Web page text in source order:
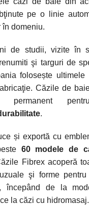
pe o linie
în domeniu.
de studii, vizite în
şi targuri de
folosește ultimele
Căzile de
permanent
.
și exportă cu
60 modele de
Fibrex acoperă
şi forme pentru
începând de la
la căzi cu hidromasaj.